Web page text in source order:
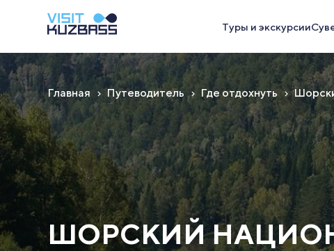
Туры и экскурсии
Главная Путеводитель Где отдохнуть
ШОРСКИЙ